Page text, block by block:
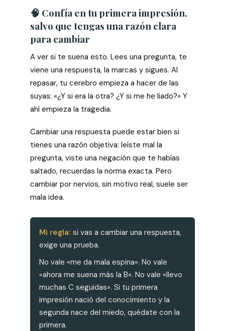
🧠 Confía en tu primera impresión,
salvo que tengas una razón clara
para cambiar
A ver si te suena esto. Lees una pregunta, te
viene una respuesta, la marcas y sigues. Al
repasar, tu cerebro empieza a hacer de las
suyas: «¿Y si era la otra? ¿Y si me he liado?» Y
ahí empieza la tragedia.
Cambiar una respuesta puede estar bien si
tienes una razón objetiva: leíste mal la
pregunta, viste una negación que te habías
saltado, recuerdas la norma exacta. Pero
cambiar por nervios, sin motivo real, suele ser
mala idea.
Mi regla: si vas a cambiar una respuesta,
exige una prueba.
No vale «me da mala espina». No vale
«ahora me suena más la B». No vale «llevo
muchas C seguidas». Si tu primera
impresión nació del conocimiento y la
segunda nace del miedo, quédate con la
primera.